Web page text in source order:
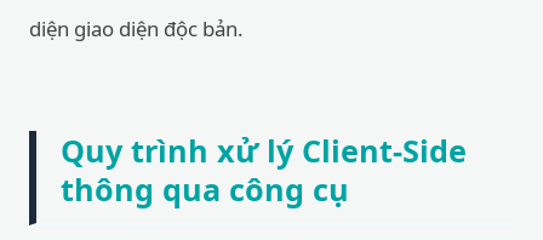
diện giao diện độc bản.
Quy trình xử lý Client-Side
thông qua công cụ